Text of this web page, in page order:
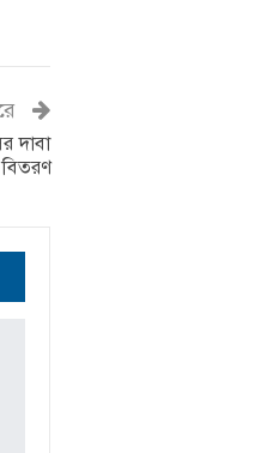
দাবা
বিতরণ